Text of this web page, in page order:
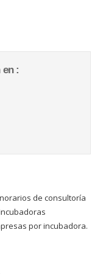
:
de consultoría
por incubadora.